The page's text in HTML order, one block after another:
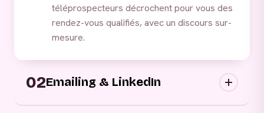
téléprospecteurs décrochent pour vous des
rendez-vous qualifiés, avec un discours sur-
mesure.
02Emailing & LinkedIn